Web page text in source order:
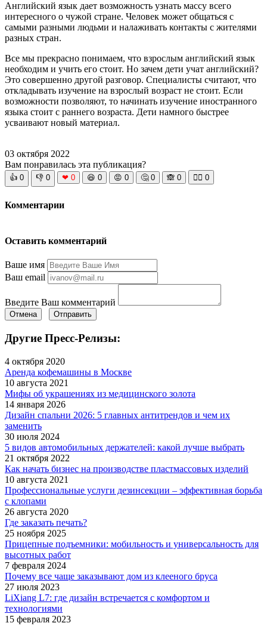
Английский язык дает возможность узнать массу всего
интересного о чужой стране. Человек может общаться с
самыми разными людьми и налаживать контакты с жителями
разных стран.
Все мы прекрасно понимаем, что взрослым английский язык
необходим и учить его стоит. Но зачем дети учат английский?
Это совершенно другой разговор. Специалисты считают, что
откладывать изучение на взрослый возраст не стоит. Если
возможности позволяют, то начинать изучение иностранного
языка стоит с раннего возраста. Дети намного быстрее
усваивают новый материал.
03 октября 2022
Вам понравилась эта публикация?
👍 0 👎 0 ❤ 0 😆 0 😡 0 🤔 0 🙈 0 🧘‍♀️ 0
Комментарии
Оставить комментарий
Ваше имя
Ваш email
Введите Ваш комментарий
Отмена Отправить
Другие Пресс-Релизы:
4 октября 2020
Аренда кофемашины в Москве
10 августа 2021
Мифы об украшениях из медицинского золота
14 января 2026
Дизайн спальни 2026: 5 главных антитрендов и чем их
заменить
30 июля 2024
5 видов автомобильных держателей: какой лучше выбрать
21 октября 2022
Как начать бизнес на производстве пластмассовых изделий
10 августа 2021
Профессиональные услуги дезинсекции – эффективная борьба
с клопами
26 августа 2020
Где заказать печать?
25 ноября 2025
Прицепные подъемники: мобильность и универсальность для
высотных работ
7 февраля 2024
Почему все чаще заказывают дом из клееного бруса
27 июля 2023
LiXiang L7: где дизайн встречается с комфортом и
технологиями
15 февраля 2023